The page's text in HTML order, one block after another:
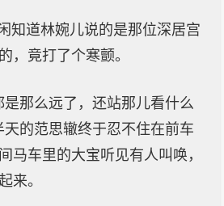
知道林婉儿说的是那位深居宫
，竟打了个寒颤。
是那么远了，还站那儿看什么
天的范思辙终于忍不住在前车
马车里的大宝听见有人叫唤，
来。